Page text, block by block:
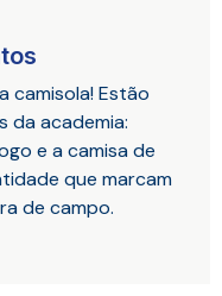
camisola! Estão
da academia:
e a camisa de
que marcam
de campo.